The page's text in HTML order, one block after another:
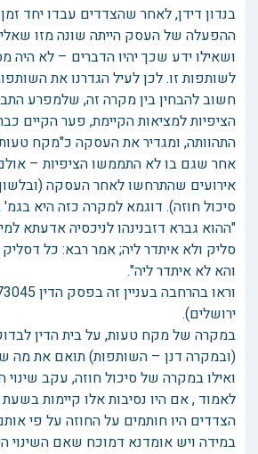
בנדון דידן, לאחר שהצדדים עבדו יחד
ההפעלה של העסק הייתה שונה מזו
ושאילו ידע שכך יהיו הדברים – לא היה
לשותפות זו. לכן לעיל הגדרנו את
חשוב להבחין בין מקרה זה, שלמפרע
הציפיות למציאות הקיימת, פער הקיים
התהוותה, ומגדיר את העסקה כ"מקח
אחר שגם בו לא התממשו הציפיות –
אירועים שהתרחשו לאחר העסקה
סיכול חוזה). דוגמא למקרה כזה היא בגמ'
"ההוא גברא דזבנינהו לניכסיה אדעתא
סליק ולא איתדר ליה; אמר רבא: כל
והא לא איתדר ליה".
ירושלים).
במקרה של מקח טעות, על בית הדין
(ובמקרה דנן – השותפות) תואם את מה
ואילו במקרה של סיכול חוזה, עקב שינוי
לאמוד , אם היו נסיבות אלו קיימות
הצדדים היו חותמים על החוזה על פי
במידה ויש אומדנא דמוכח שאם השינוי